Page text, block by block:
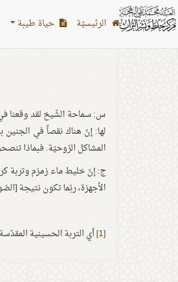
الرئیسیّة حياة طيبة
س: سماحة الشّيخ لقد وقعنا
لها: إنّ هناك نقصاً في
المشاكل الرّوحيّة. فبماذا
ج: إنّ خليط ماء زمزم وتربة
الأجهزة، ربّما تكون نتيجة
[1] أي التربة الحسينية